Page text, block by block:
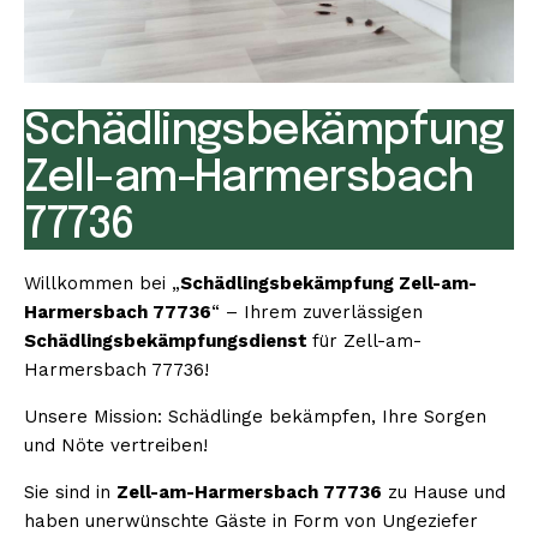
Schädlingsbekämpfung
Zell-am-Harmersbach
77736
Willkommen bei „Schädlingsbekämpfung Zell-am-
Harmersbach 77736“ – Ihrem zuverlässigen
Schädlingsbekämpfungsdienst für Zell-am-
Harmersbach 77736!
Unsere Mission: Schädlinge bekämpfen, Ihre Sorgen
und Nöte vertreiben!
Sie sind in Zell-am-Harmersbach 77736 zu Hause und
haben unerwünschte Gäste in Form von Ungeziefer